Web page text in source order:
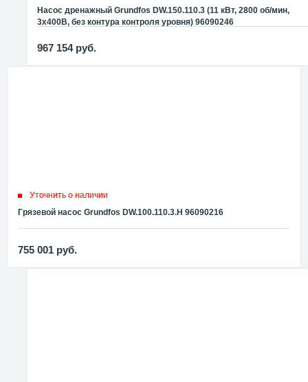
Насос дренажный Grundfos DW.150.110.3 (11 кВт, 2800 об/мин,
3x400В, без контура контроля уровня) 96090246
967 154 руб.
Уточнить о наличии
Грязевой насос Grundfos DW.100.110.3.Н 96090216
755 001 руб.